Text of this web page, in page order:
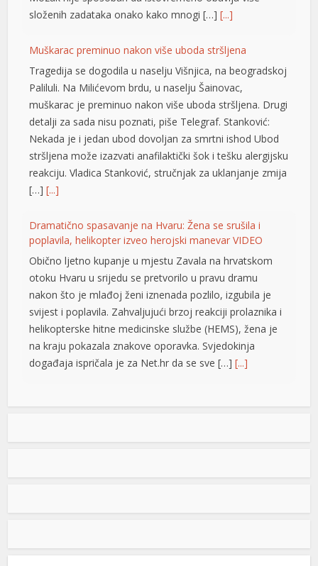
složenih zadataka onako kako mnogi […][...]
Muškarac preminuo nakon više uboda stršljena
Tragedija se dogodila u naselju Višnjica, na beogradskoj
Paliluli. Na Milićevom brdu, u naselju Šainovac,
muškarac je preminuo nakon više uboda stršljena. Drugi
detalji za sada nisu poznati, piše Telegraf. Stanković:
Nekada je i jedan ubod dovoljan za smrtni ishod Ubod
stršljena može izazvati anafilaktički šok i tešku alergijsku
reakciju. Vladica Stanković, stručnjak za uklanjanje zmija
[…][...]
Dramatično spasavanje na Hvaru: Žena se srušila i
poplavila, helikopter izveo herojski manevar VIDEO
Obično ljetno kupanje u mjestu Zavala na hrvatskom
otoku Hvaru u srijedu se pretvorilo u pravu dramu
nakon što je mlađoj ženi iznenada pozlilo, izgubila je
svijest i poplavila. Zahvaljujući brzoj reakciji prolaznika i
helikopterske hitne medicinske službe (HEMS), žena je
na kraju pokazala znakove oporavka. Svjedokinja
događaja ispričala je za Net.hr da se sve […][...]
Odgovarajući […][...]